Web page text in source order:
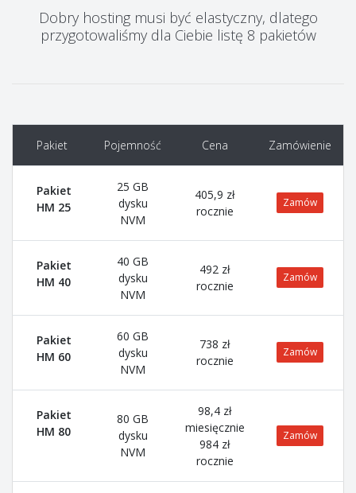
Dobry hosting musi być elastyczny, dlatego
przygotowaliśmy dla Ciebie listę 8 pakietów
Pakiet Pojemność Cena Zamówienie
Pakiet
HM 25
25 GB
dysku
NVM
405,9 zł
rocznie
Zamów
Pakiet
HM 40
40 GB
dysku
NVM
492 zł
rocznie
Zamów
Pakiet
HM 60
60 GB
dysku
NVM
738 zł
rocznie
Zamów
Pakiet
HM 80
80 GB
dysku
NVM
98,4 zł
miesięcznie
984 zł
rocznie
Zamów